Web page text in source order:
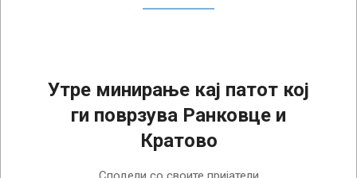
Утре минирање кај патот кој
ги поврзува Ранковце и
Кратово